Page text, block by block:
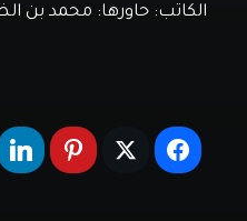
الكاتب: حاورها: محمد بن